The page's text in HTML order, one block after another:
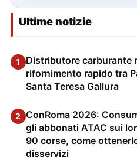
Ultime notizie
1
Distributore carburante
rifornimento rapido tra
Santa Teresa Gallura
2 ConRoma 2026:
gli abbonati ATAC sui
90 corse, come
disservizi